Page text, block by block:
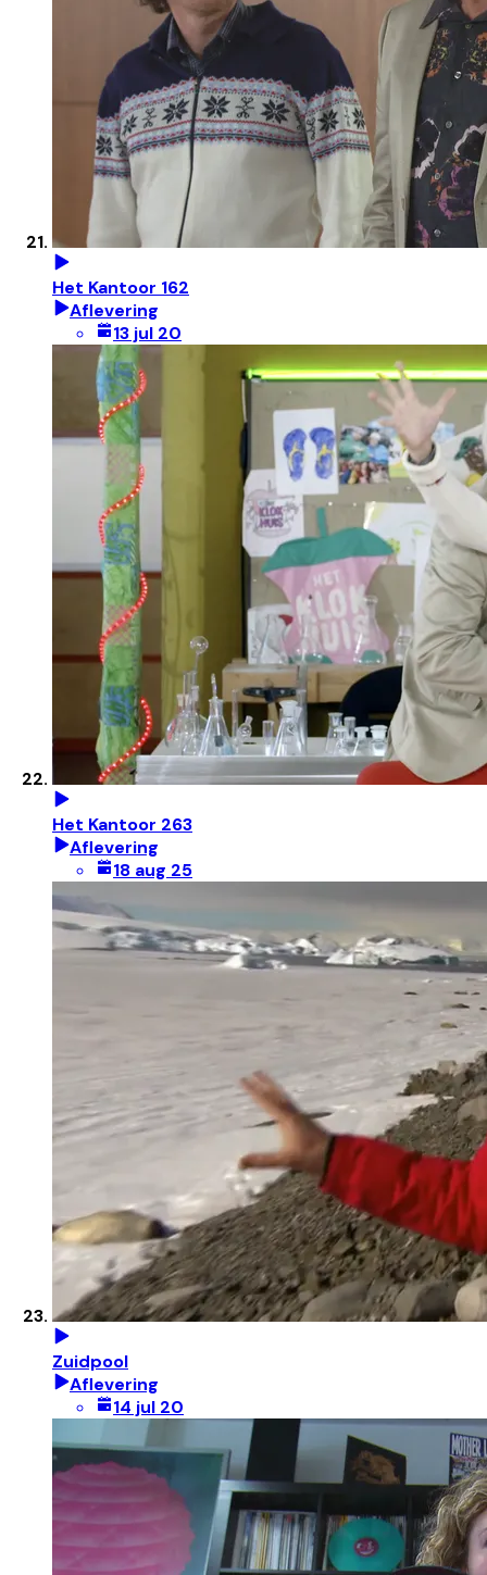
Het Kantoor 162
Aflevering
13 jul 20
Het Kantoor 263
Aflevering
18 aug 25
Zuidpool
Aflevering
14 jul 20